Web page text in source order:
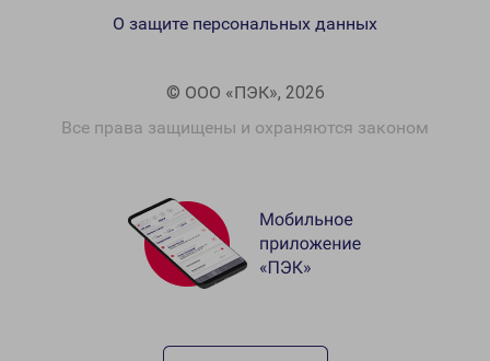
© ООО «ПЭК», 2026
Все права защищены и охраняются законом
О защите персональных данных